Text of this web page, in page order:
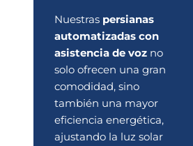
Nuestras persianas
automatizadas con
asistencia de vozno
solo ofrecen una gran
comodidad, sino
también una mayor
eficiencia energética,
ajustando la luz solar